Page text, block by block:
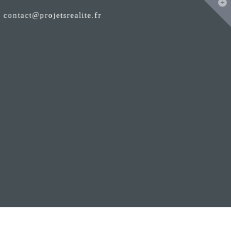
contact@projetsrealite.fr